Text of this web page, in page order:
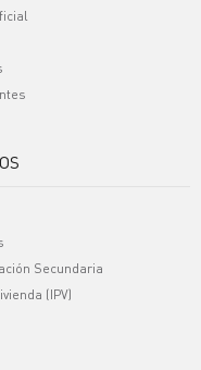
Secundaria
(IPV)